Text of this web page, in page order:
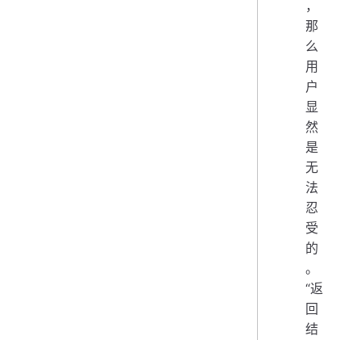
，
那
么
用
户
显
然
是
无
法
忍
受
的
。
“返
回
结